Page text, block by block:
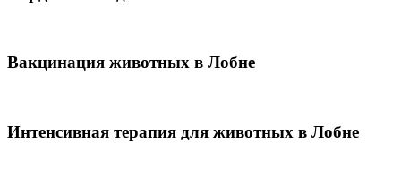
Вакцинация животных в Лобне
Интенсивная терапия для животных в Лобне